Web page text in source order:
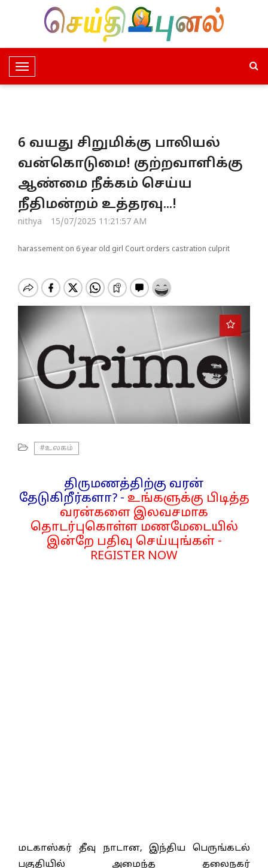
T
o
e
a
v
i
g
a
n
6 வயது சிறுமிக்கு பாலியல்
வன்கொடுமை! குற்றவாளிக்கு
ஆண்மை நீக்கம் செய்ய
நீதிமன்றம் உத்தரவு...!
nithya 15/07/2025 11:21:57 AM
harassement on 6 year old girl Court orders castration culprit
#உலகம்
திருமணத்திற்கு வரன்
தேடுகிறீர்களா? - உங்களுக்கு பிடித்த
வரன்களை இலவசமாக
தொடர்புகொள்ள மணமேடையில்
இன்றே பதிவு செய்யுங்கள் -
REGISTER NOW
மடகாஸ்கர் தீவு நாடான, இந்திய பெருங்கடல்
பகுதியில் அமைந்த தலைநகர்